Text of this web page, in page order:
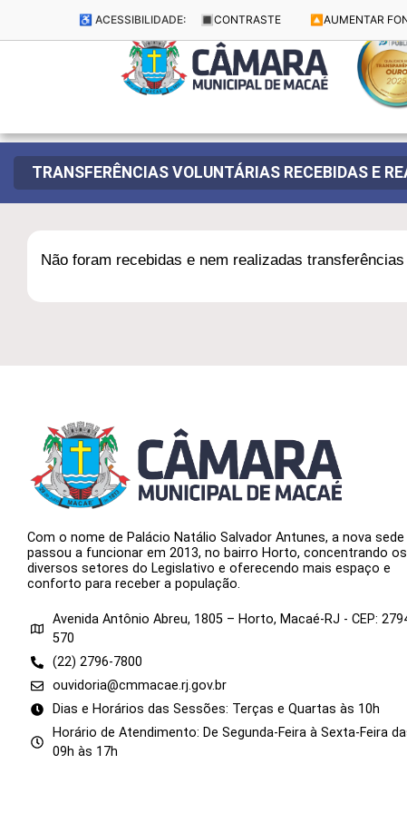
♿ ACESSIBILIDADE: 🔳 CONTRASTE 🔼 AUMENTAR
TRANSFERÊNCIAS VOLUNTÁRIAS RECEBIDAS E
Não foram recebidas e nem realizadas
Com o nome de Palácio Natálio Salvador Antunes, a nova sede
passou a funcionar em 2013, no bairro Horto, concentrando os
diversos setores do Legislativo e oferecendo mais espaço e
conforto para receber a população.
Avenida Antônio Abreu, 1805 – Horto, Macaé-RJ - CEP:
570
(22) 2796-7800
ouvidoria@cmmacae.rj.gov.br
Dias e Horários das Sessões: Terças e Quartas às 10h
Horário de Atendimento: De Segunda-Feira à Sexta-Feira
09h às 17h